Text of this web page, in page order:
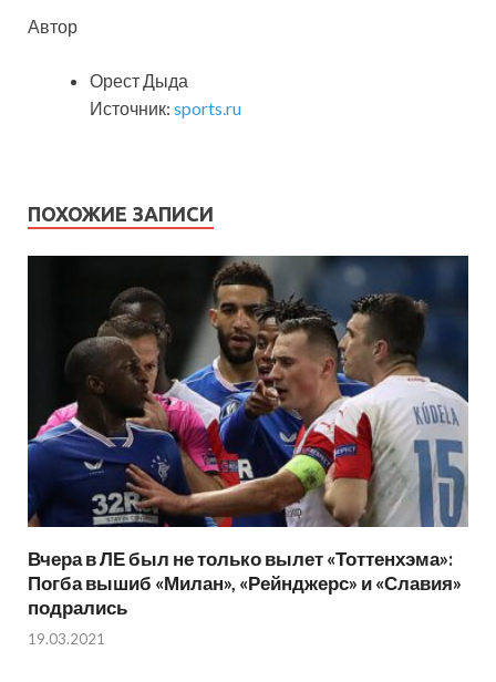
Автор
Орест Дыда
Источник: sports.ru
ПОХОЖИЕ ЗАПИСИ
Вчера в ЛЕ был не только вылет «Тоттенхэма»:
Погба вышиб «Милан», «Рейнджерс» и «Славия»
подрались
19.03.2021